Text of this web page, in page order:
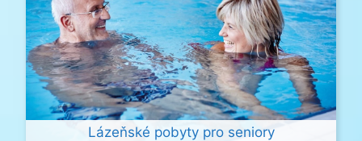
Lázeňské pobyty pro seniory